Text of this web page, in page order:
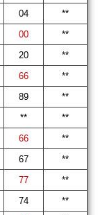
04
**
00
**
20
**
66
**
89
**
**
**
66
**
67
**
77
**
74
**